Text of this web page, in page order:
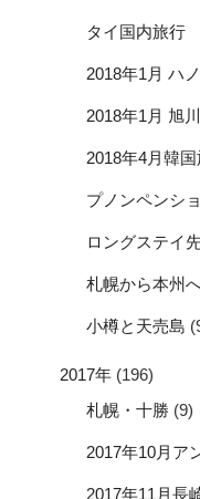
タイ国内旅行
2018年1月 ハ
2018年1月 旭
2018年4月韓
プノンペンシ
ロングステイ
札幌から本州
小樽と天売島
2017年 (196)
札幌・十勝 (9)
2017年10月ア
2017年11月長